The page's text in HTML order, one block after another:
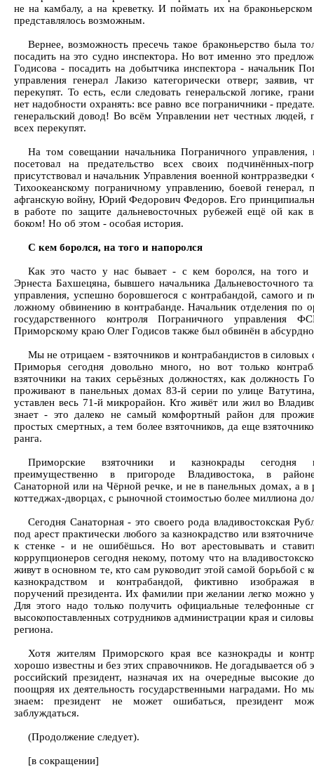
не на камбалу, а на креветку. И поймать их на
представлялось возможным.
Вернее, возможность пресечь такое браконьерство была
посадить на это судно инспектора. Но вот именно это
Годисова - посадить на добытчика инспектора - начальник
управления генерал Лакизо категорически отверг, заявив,
перекупят. То есть, если следовать генеральской логике,
нет надобности охранять: все равно все пограничники -
генеральский довод! Во всём Управлении нет честных людей,
всех перекупят.
На том совещании начальника Пограничного управления,
посетовал на предательство всех своих подчинённых-
присутствовал и начальник Управления военной
Тихоокеанскому пограничному управлению, боевой генерал,
афганскую войну, Юрий Федорович Федоров. Его
в работе по защите дальневосточных рубежей ещё ой как
боком! Но об этом - особая история.
С кем боролся, на того и напоролся
Как это часто у нас бывает - с кем боролся, на того и
Эрнеста Бахшецяна, бывшего начальника Дальневосточного
управления, успешно боровшегося с контрабандой, самого и
ложному обвинению в контрабанде. Начальник отделения по
государственного контроля Пограничного
Приморскому краю Олег Годисов также был обвинён в
Мы не отрицаем - взяточников и контрабандистов в силовых
Приморья сегодня довольно много, но вот только
взяточники на таких серьёзных должностях, как должность
проживают в панельных домах 83-й серии по улице
уставлен весь 71-й микрорайон. Кто живёт или жил во
знает - это далеко не самый комфортный район для
простых смертных, а тем более взяточников, да еще
ранга.
Приморские взяточники и казнокрады сегодня
преимущественно в пригороде Владивостока, в
Санаторной или на Чёрной речке, и не в панельных домах, а в
коттеджах-дворцах, с рыночной стоимостью более миллиона
Сегодня Санаторная - это своего рода владивостокская
под арест практически любого за казнокрадство или
к стенке - и не ошибёшься. Но вот арестовывать и
коррупционеров сегодня некому, потому что на
живут в основном те, кто сам руководит этой самой борьбой с
казнокрадством и контрабандой, фиктивно изображая
поручений президента. Их фамилии при желании легко можно
Для этого надо только получить официальные телефонные
высокопоставленных сотрудников администрации края и
региона.
Хотя жителям Приморского края все казнокрады и
хорошо известны и без этих справочников. Не догадывается об
российский президент, назначая их на очередные высокие
поощряя их деятельность государственными наградами. Но
знаем: президент не может ошибаться, президент
заблуждаться.
(Продолжение следует).
[в сокращении]